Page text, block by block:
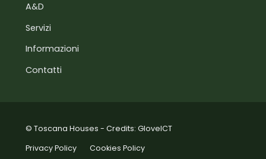
A&D
Servizi
Informazioni
Contatti
© Toscana Houses - Credits: GloveICT
Privacy Policy
Cookies Policy